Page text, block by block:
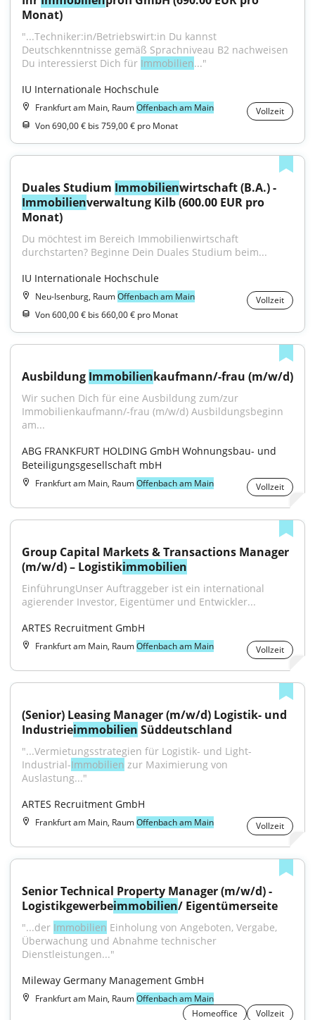
Monat)
"...Techniker:in/Betriebswirt:in Du kannst
Deutschkenntnisse gemäß Sprachniveau B2 nachweisen
Du interessierst Dich für Immobilien..."
IU Internationale Hochschule
Frankfurt am Main, RaumOffenbach am Main
Vollzeit
Von 690,00 € bis 759,00 € pro Monat
Duales Studium Immobilien
Immobilienverwaltung Kilb (600.00 EUR pro
Monat)
Du möchtest im Bereich Immobilienwirtschaft
durchstarten? Beginne Dein Duales Studium beim...
IU Internationale Hochschule
Neu-Isenburg, RaumOffenbach am Main
Vollzeit
Von 600,00 € bis 660,00 € pro Monat
Ausbildung Immobilienkaufmann/-frau (m/w/d)
Wir suchen Dich für eine Ausbildung zum/zur
Immobilienkaufmann/-frau (m/w/d) Ausbildungsbeginn
am...
ABG FRANKFURT HOLDING GmbH Wohnungsbau- und
Beteiligungsgesellschaft mbH
Frankfurt am Main, RaumOffenbach am Main Vollzeit
Group Capital Markets & Transactions Manager
(m/w/d) – Logistikimmobilien
EinführungUnser Auftraggeber ist ein international
agierender Investor, Eigentümer und Entwickler...
ARTES Recruitment GmbH
Frankfurt am Main, RaumOffenbach am Main Vollzeit
(Senior) Leasing Manager (m/w/d) Logistik- und
Industrieimmobilien Süddeutschland
"...Vermietungsstrategien für Logistik- und Light-
Industrial-Immobilien zur Maximierung von
Auslastung..."
ARTES Recruitment GmbH
Frankfurt am Main, RaumOffenbach am Main Vollzeit
Senior Technical Property Manager (m/w/d) -
Logistikgewerbeimmobilien/ Eigentümerseite
"...der Immobilien Einholung von Angeboten, Vergabe,
Überwachung und Abnahme technischer
Dienstleistungen..."
Mileway Germany Management GmbH
Frankfurt am Main, RaumOffenbach am Main
Homeoffice
Vollzeit